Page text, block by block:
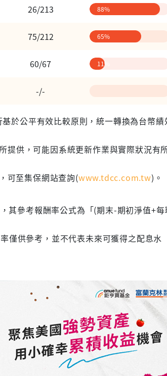
26/213 88%
75/212 65%
60/67 11%
-/-
於公平有效比較原則，統一轉換為台幣績
供，可能因系統更新作業與實際狀況有
可至集保網站查詢(www.tdcc.com.tw)。
其參考報酬率公式為「(期末-期初淨值+每
僅供參考，並不代表未來可獲得之配息水